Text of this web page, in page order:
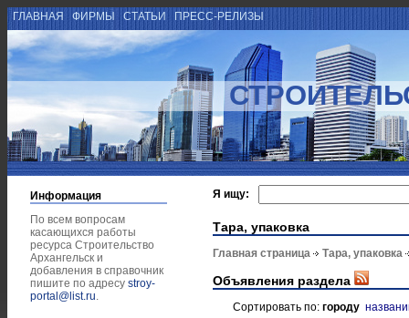
ГЛАВНАЯ ФИРМЫ СТАТЬИ ПРЕСС-РЕЛИЗЫ
Информация
По всем вопросам
касающихся работы
ресурса Строительство
Архангельск и
добавления в справочник
пишите по адресу stroy-
portal@list.ru.
Я ищу:
Тара, упаковка
Главная страница Тара, упаковка
Объявления раздела
Сортировать по: городу